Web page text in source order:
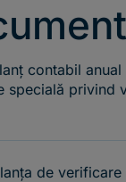
contabil
specială privind
de